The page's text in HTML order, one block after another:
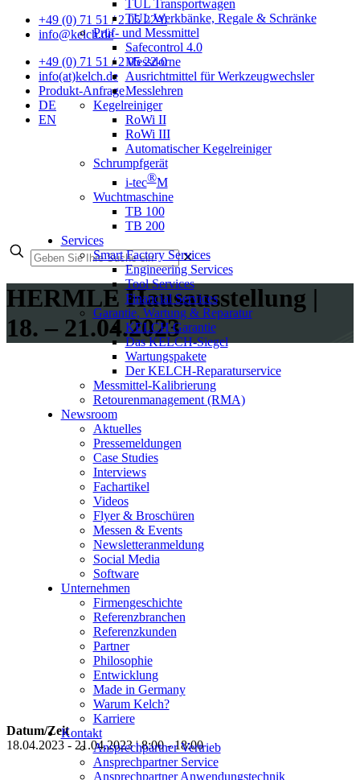
+49 (0) 71 51 / 2 05 22-0
info@kelch.de
+49 (0) 71 51 / 2 05 22-0
info(at)kelch.de
Produkt-Anfrage
DE
EN
TUL Transportwagen
TUL Werkbänke, Regale & Schränke
Prüf- und Messmittel
Safecontrol 4.0
Messdorne
Ausrichtmittel für Werkzeugwechsler
Messlehren
Kegelreiniger
RoWi II
RoWi III
Automatischer Kegelreiniger
Schrumpfgerät
i-tec®M
Wuchtmaschine
TB 100
TB 200
Services
Smart Factory Services
Engineering Services
Tool Services
Financial Services
Garantie, Wartung & Reparatur
KELCH Garantie
Das KELCH-Siegel
Wartungspakete
Der KELCH-Reparaturservice
Messmittel-Kalibrierung
Retourenmanagement (RMA)
Newsroom
Aktuelles
Pressemeldungen
Case Studies
Interviews
Fachartikel
Videos
Flyer & Broschüren
Messen & Events
Newsletteranmeldung
Social Media
Software
Unternehmen
Firmengeschichte
Referenzbranchen
Referenzkunden
Partner
Philosophie
Entwicklung
Made in Germany
Warum Kelch?
Karriere
Kontakt
Ansprechpartner Vertrieb
Ansprechpartner Service
Ansprechpartner Anwendungstechnik
✕
HERMLE Hausausstellung |
18. – 21.04.2023
Datum/Zeit
18.04.2023 - 21.04.2023 | 8:00 - 18:00